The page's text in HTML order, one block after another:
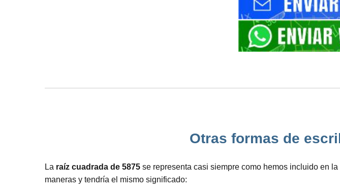
Otras formas de
La raíz cuadrada de 5875 se representa casi siempre como hemos incluido en
maneras y tendría el mismo significado: